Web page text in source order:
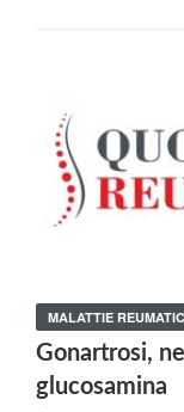
MALATTIE
Gonartrosi,
glucosamina